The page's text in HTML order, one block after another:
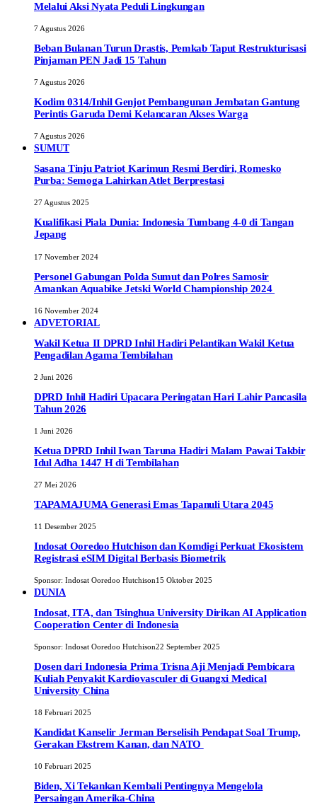
Melalui Aksi Nyata Peduli Lingkungan
7 Agustus 2026
Beban Bulanan Turun Drastis, Pemkab Taput Restrukturisasi
Pinjaman PEN Jadi 15 Tahun‎
7 Agustus 2026
Kodim 0314/Inhil Genjot Pembangunan Jembatan Gantung
Perintis Garuda Demi Kelancaran Akses Warga
7 Agustus 2026
SUMUT
Sasana Tinju Patriot Karimun Resmi Berdiri, Romesko
Purba: Semoga Lahirkan Atlet Berprestasi
27 Agustus 2025
Kualifikasi Piala Dunia: Indonesia Tumbang 4-0 di Tangan
Jepang
17 November 2024
Personel Gabungan Polda Sumut dan Polres Samosir
Amankan Aquabike Jetski World Championship 2024
16 November 2024
ADVETORIAL
Wakil Ketua II DPRD Inhil Hadiri Pelantikan Wakil Ketua
Pengadilan Agama Tembilahan
2 Juni 2026
DPRD Inhil Hadiri Upacara Peringatan Hari Lahir Pancasila
Tahun 2026
1 Juni 2026
Ketua DPRD Inhil Iwan Taruna Hadiri Malam Pawai Takbir
Idul Adha 1447 H di Tembilahan
27 Mei 2026
TAPAMAJUMA Generasi Emas Tapanuli Utara 2045
11 Desember 2025
Indosat Ooredoo Hutchison dan Komdigi Perkuat Ekosistem
Registrasi eSIM Digital Berbasis Biometrik
Sponsor: Indosat Ooredoo Hutchison15 Oktober 2025
DUNIA
Indosat, ITA, dan Tsinghua University Dirikan AI Application
Cooperation Center di Indonesia
Sponsor: Indosat Ooredoo Hutchison22 September 2025
Dosen dari Indonesia Prima Trisna Aji Menjadi Pembicara
Kuliah Penyakit Kardiovasculer di Guangxi Medical
University China
18 Februari 2025
Kandidat Kanselir Jerman Berselisih Pendapat Soal Trump,
Gerakan Ekstrem Kanan, dan NATO
10 Februari 2025
Biden, Xi Tekankan Kembali Pentingnya Mengelola
Persaingan Amerika-China